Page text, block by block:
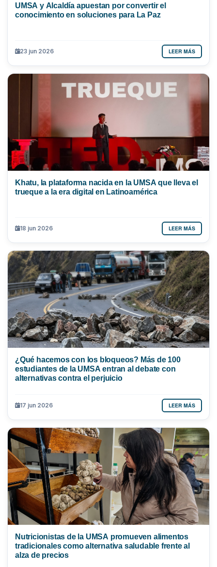
UMSA y Alcaldía apuestan por convertir el
conocimiento en soluciones para La Paz
23 jun 2026 LEER MÁS
Khatu, la plataforma nacida en la UMSA que lleva el
trueque a la era digital en Latinoamérica
18 jun 2026 LEER MÁS
¿Qué hacemos con los bloqueos? Más de 100
estudiantes de la UMSA entran al debate con
alternativas contra el perjuicio
17 jun 2026 LEER MÁS
Nutricionistas de la UMSA promueven alimentos
tradicionales como alternativa saludable frente al
alza de precios